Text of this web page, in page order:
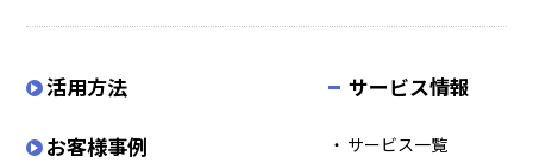
活用方法
お客様事例
サービス情報
サービス一覧